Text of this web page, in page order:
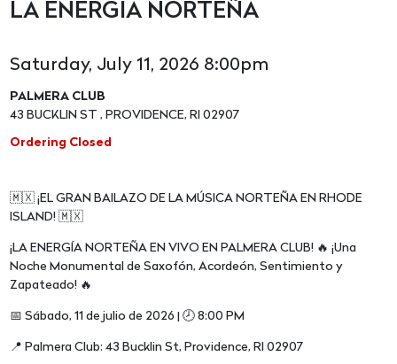
LA ENERGIA NORTEÑA
Saturday, July 11, 2026 8:00pm
PALMERA CLUB
43 BUCKLIN ST , PROVIDENCE, RI 02907
Ordering Closed
🇲🇽 ¡EL GRAN BAILAZO DE LA MÚSICA NORTEÑA EN RHODE
ISLAND! 🇲🇽
¡LA ENERGÍA NORTEÑA EN VIVO EN PALMERA CLUB! 🔥 ¡Una
Noche Monumental de Saxofón, Acordeón, Sentimiento y
Zapateado! 🔥
📅 Sábado, 11 de julio de 2026 | 🕗 8:00 PM
📍 Palmera Club: 43 Bucklin St, Providence, RI 02907